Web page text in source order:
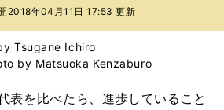
2018年04月11日 17:53 更新
Tsugane Ichiro
by Matsuoka Kenzaburo
表を比べたら、進歩していること